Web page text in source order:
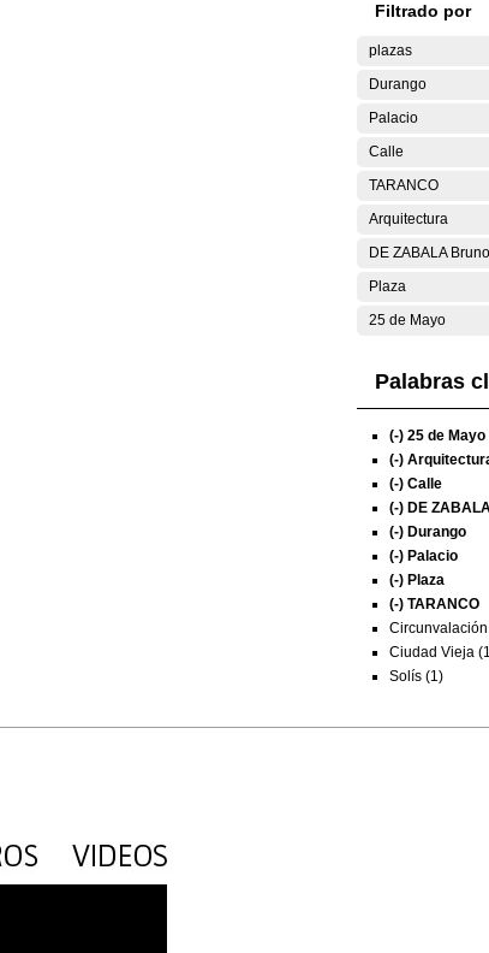
Filtrado por
plazas
Durango
Palacio
Calle
TARANCO
Arquitectura
DE ZABALA
Plaza
25 de Mayo
Palabras
(-) 25 de Mayo
(-)
(-) Calle
(-) DE
(-) Durango
(-) Palacio
(-) Plaza
(-) TARANCO
Ciudad Vieja
Solís (1)